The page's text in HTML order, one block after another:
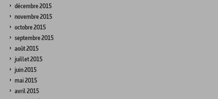
décembre 2015
novembre 2015
octobre 2015
septembre 2015
août 2015
juillet 2015
juin 2015
mai 2015
avril 2015